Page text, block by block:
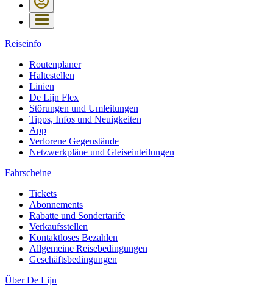
Reiseinfo
Routenplaner
Haltestellen
Linien
De Lijn Flex
Störungen und Umleitungen
Tipps, Infos und Neuigkeiten
App
Verlorene Gegenstände
Netzwerkpläne und Gleiseinteilungen
Fahrscheine
Tickets
Abonnements
Rabatte und Sondertarife
Verkaufsstellen
Kontaktloses Bezahlen
Allgemeine Reisebedingungen
Geschäftsbedingungen
Über De Lijn